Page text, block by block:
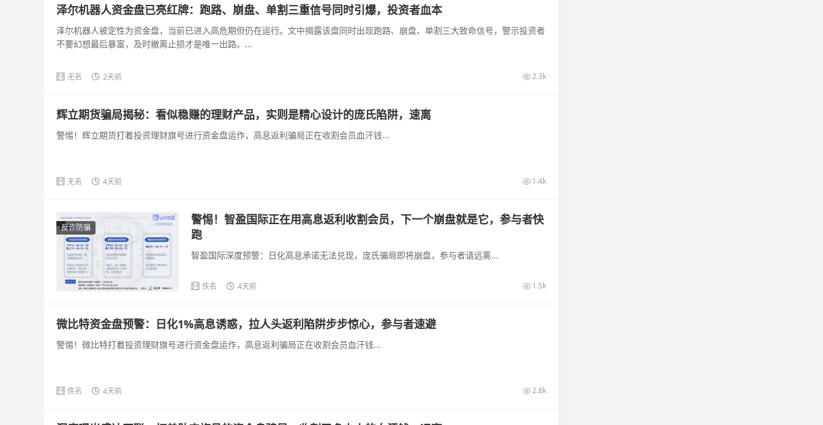
泽尔机器人资金盘已亮红牌：跑路、崩盘、单割三重信号同时引爆，投资者血本
泽尔机器人被定性为资金盘，当前已进入高危期但仍在运行。文中揭露该盘同时出现跑路、崩盘、单割三大致命信号，警示投资者
不要幻想最后暴富，及时撤离止损才是唯一出路。...
无名 2天前 2.3k
辉立期货骗局揭秘：看似稳赚的理财产品，实则是精心设计的庞氏陷阱，速离
警惕！辉立期货打着投资理财旗号进行资金盘运作，高息返利骗局正在收割会员血汗钱...
无名 4天前 1.4k
反诈防骗
警惕！智盈国际正在用高息返利收割会员，下一个崩盘就是它，参与者快
跑
智盈国际深度预警：日化高息承诺无法兑现，庞氏骗局即将崩盘，参与者请远离...
佚名 4天前 1.5k
微比特资金盘预警：日化1%高息诱惑，拉人头返利陷阱步步惊心，参与者速避
警惕！微比特打着投资理财旗号进行资金盘运作，高息返利骗局正在收割会员血汗钱...
佚名 4天前 2.8k